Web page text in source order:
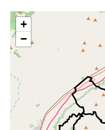
+
−